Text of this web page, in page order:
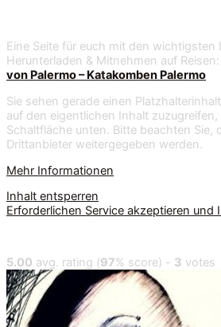
Eine Seite für euch mit den wichtigsten
Herunterladen & Mitnehmen auf Reisen:
von Palermo – Katakomben Palermo
Sie sehen gerade einen
auf den eigentlichen Inhalt zuzugreifen,
Schaltfläche unten. Bitte beachten Sie,
Drittanbieter weitergegeben werden.
Mehr Informationen
Inhalt entsperren
Erforderlichen Service akzeptieren und
5.00 avg. rating (97% score) - 3 votes